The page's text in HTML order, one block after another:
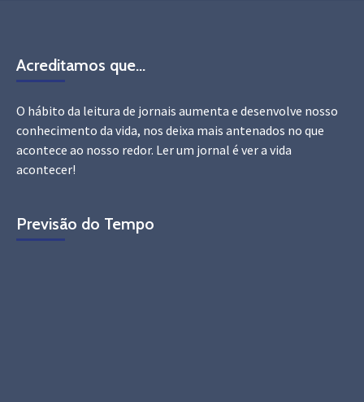
Acreditamos que…
O hábito da leitura de jornais aumenta e desenvolve nosso
conhecimento da vida, nos deixa mais antenados no que
acontece ao nosso redor. Ler um jornal é ver a vida
acontecer!
Previsão do Tempo